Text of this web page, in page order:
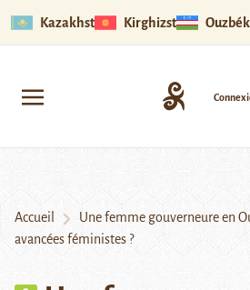
Kazakhstan Kirghizstan
Accueil
Une femme gouverneure en
avancées féministes ?